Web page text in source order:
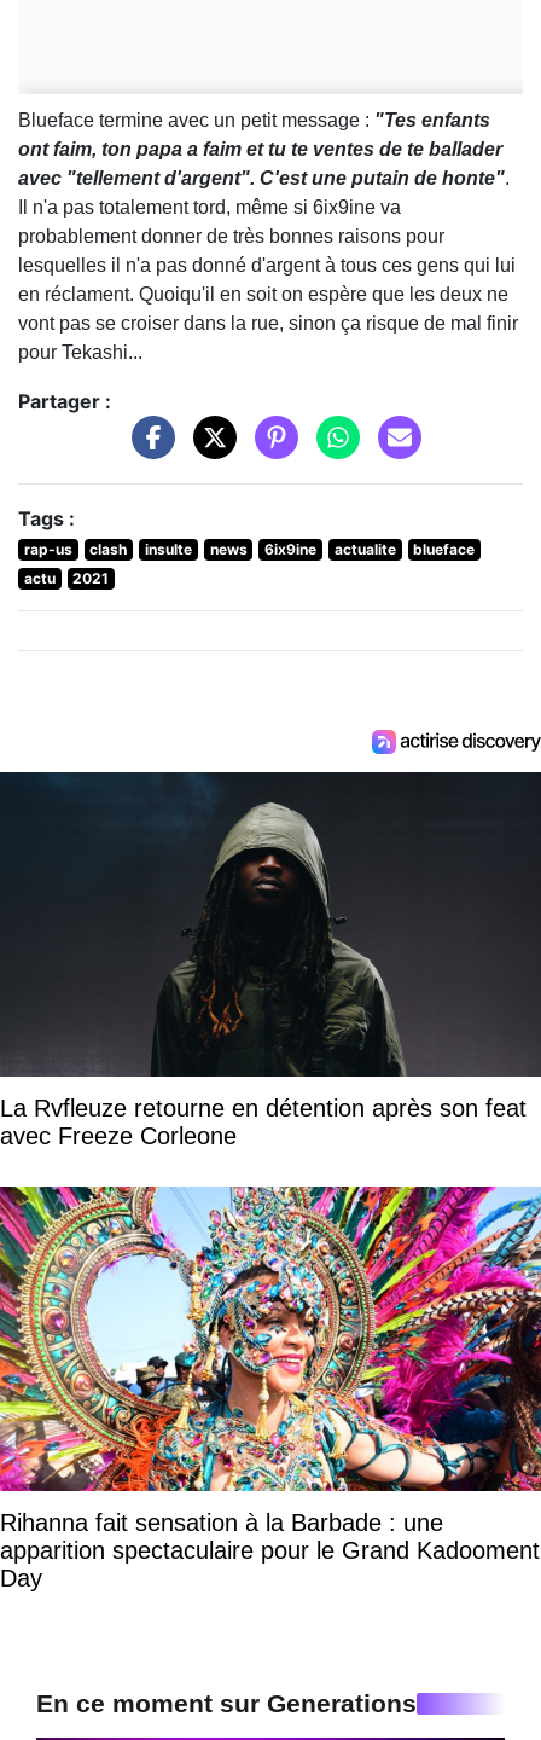
Blueface termine avec un petit message : "Tes enfants
ont faim, ton papa a faim et tu te ventes de te ballader
avec "tellement d'argent". C'est une putain de honte".
Il n'a pas totalement tord, même si 6ix9ine va
probablement donner de très bonnes raisons pour
lesquelles il n'a pas donné d'argent à tous ces gens qui lui
en réclament. Quoiqu'il en soit on espère que les deux ne
vont pas se croiser dans la rue, sinon ça risque de mal finir
pour Tekashi...
Partager :
Tags :
rap-us clash insulte news 6ix9ine actualite
blueface
actu
2021
La Rvfleuze retourne en détention après son feat
avec Freeze Corleone
Rihanna fait sensation à la Barbade : une
apparition spectaculaire pour le Grand Kadooment
Day
En ce moment sur Generations